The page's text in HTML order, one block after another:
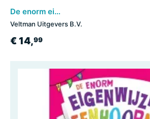
De enorm eigenwijze eenhoorn gaat kamperen
Veltman Uitgevers B.V.
€ 14,99